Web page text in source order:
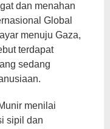
dan menahan
Global
menuju Gaza,
terdapat
sedang
menilai
sipil dan